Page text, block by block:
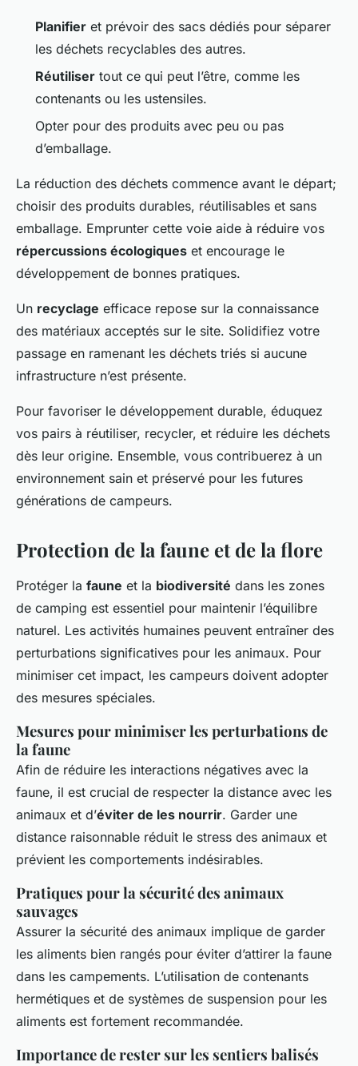
Planifier et prévoir des sacs dédiés pour séparer
les déchets recyclables des autres.
Réutiliser tout ce qui peut l’être, comme les
contenants ou les ustensiles.
Opter pour des produits avec peu ou pas
d’emballage.
La réduction des déchets commence avant le départ;
choisir des produits durables, réutilisables et sans
emballage. Emprunter cette voie aide à réduire vos
répercussions écologiques et encourage le
développement de bonnes pratiques.
Un recyclage efficace repose sur la connaissance
des matériaux acceptés sur le site. Solidifiez votre
passage en ramenant les déchets triés si aucune
infrastructure n’est présente.
Pour favoriser le développement durable, éduquez
vos pairs à réutiliser, recycler, et réduire les déchets
dès leur origine. Ensemble, vous contribuerez à un
environnement sain et préservé pour les futures
générations de campeurs.
Protection de la faune et de la flore
Protéger la faune et la biodiversité dans les zones
de camping est essentiel pour maintenir l’équilibre
naturel. Les activités humaines peuvent entraîner des
perturbations significatives pour les animaux. Pour
minimiser cet impact, les campeurs doivent adopter
des mesures spéciales.
Mesures pour minimiser les perturbations de
la faune
Afin de réduire les interactions négatives avec la
faune, il est crucial de respecter la distance avec les
animaux et d’éviter de les nourrir. Garder une
distance raisonnable réduit le stress des animaux et
prévient les comportements indésirables.
Pratiques pour la sécurité des animaux
sauvages
Assurer la sécurité des animaux implique de garder
les aliments bien rangés pour éviter d’attirer la faune
dans les campements. L’utilisation de contenants
hermétiques et de systèmes de suspension pour les
aliments est fortement recommandée.
Importance de rester sur les sentiers balisés